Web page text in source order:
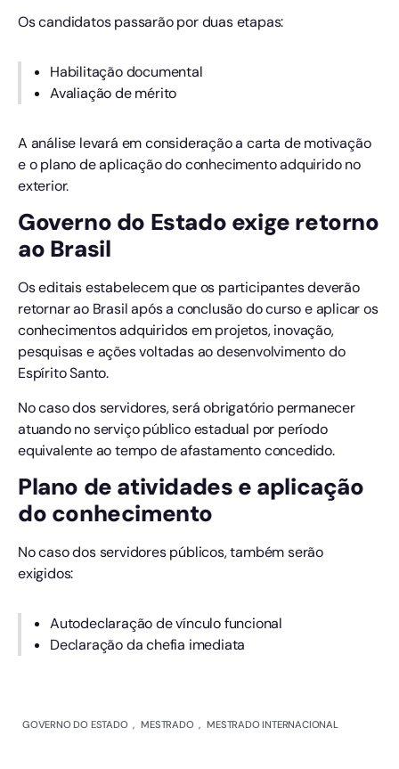
Os candidatos passarão por duas etapas:
Habilitação documental
Avaliação de mérito
A análise levará em consideração a carta de motivação
e o plano de aplicação do conhecimento adquirido no
exterior.
Governo do Estado exige retorno
ao Brasil
Os editais estabelecem que os participantes deverão
retornar ao Brasil após a conclusão do curso e aplicar os
conhecimentos adquiridos em projetos, inovação,
pesquisas e ações voltadas ao desenvolvimento do
Espírito Santo.
No caso dos servidores, será obrigatório permanecer
atuando no serviço público estadual por período
equivalente ao tempo de afastamento concedido.
Plano de atividades e aplicação
do conhecimento
No caso dos servidores públicos, também serão
exigidos:
Autodeclaração de vínculo funcional
Declaração da chefia imediata
GOVERNO DO ESTADO , MESTRADO , MESTRADO INTERNACIONAL